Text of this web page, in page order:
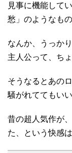
見事に機能して
愁」のようなも
なんか、うっか
主人公って、ち
そうなるとあの
騒がれててもい
昔の超人気作が
た、という快感